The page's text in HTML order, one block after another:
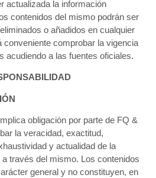
actualizada la información
contenidos del mismo podrán ser
o añadidos en cualquier
conveniente comprobar la vigencia
acudiendo a las fuentes oficiales.
obligación por parte de FQ &
la veracidad, exactitud,
y actualidad de la
través del mismo. Los contenidos
general y no constituyen, en